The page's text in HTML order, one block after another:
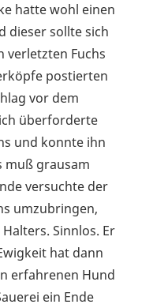
hatte wohl einen
dieser sollte sich
verletzten Fuchs
postierten
vor dem
überforderte
und konnte ihn
muß grausam
versuchte der
umzubringen,
Sinnlos. Er
hat dann
erfahrenen Hund
ein Ende